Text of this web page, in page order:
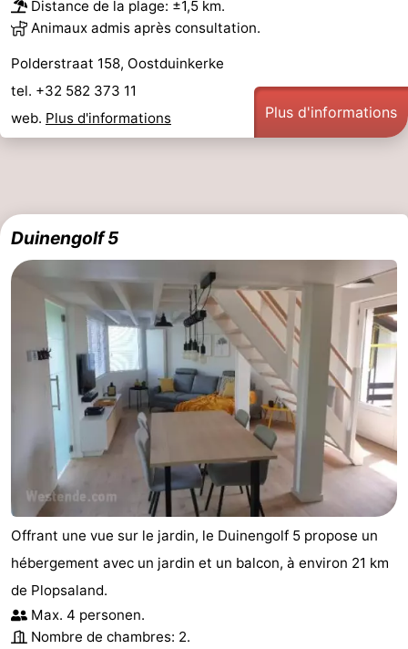
Distance de la plage: ±1,5 km.
Animaux admis après consultation.
Polderstraat 158, Oostduinkerke
tel. +32 582 373 11
web. Plus d'informations Plus d'informations
Duinengolf 5
Offrant une vue sur le jardin, le Duinengolf 5 propose un
hébergement avec un jardin et un balcon, à environ 21 km
de Plopsaland.
Max. 4 personen.
Nombre de chambres: 2.